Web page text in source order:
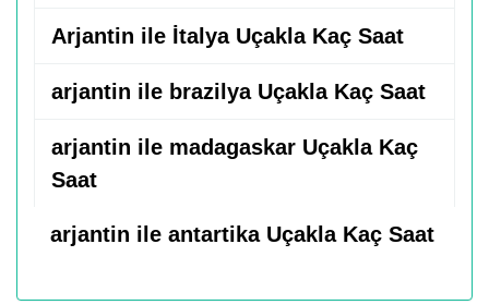
Arjantin ile İtalya Uçakla Kaç Saat
arjantin ile brazilya Uçakla Kaç Saat
arjantin ile madagaskar Uçakla Kaç
Saat
arjantin ile antartika Uçakla Kaç Saat